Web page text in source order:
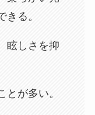
る。
眩しさを抑
とが多い。